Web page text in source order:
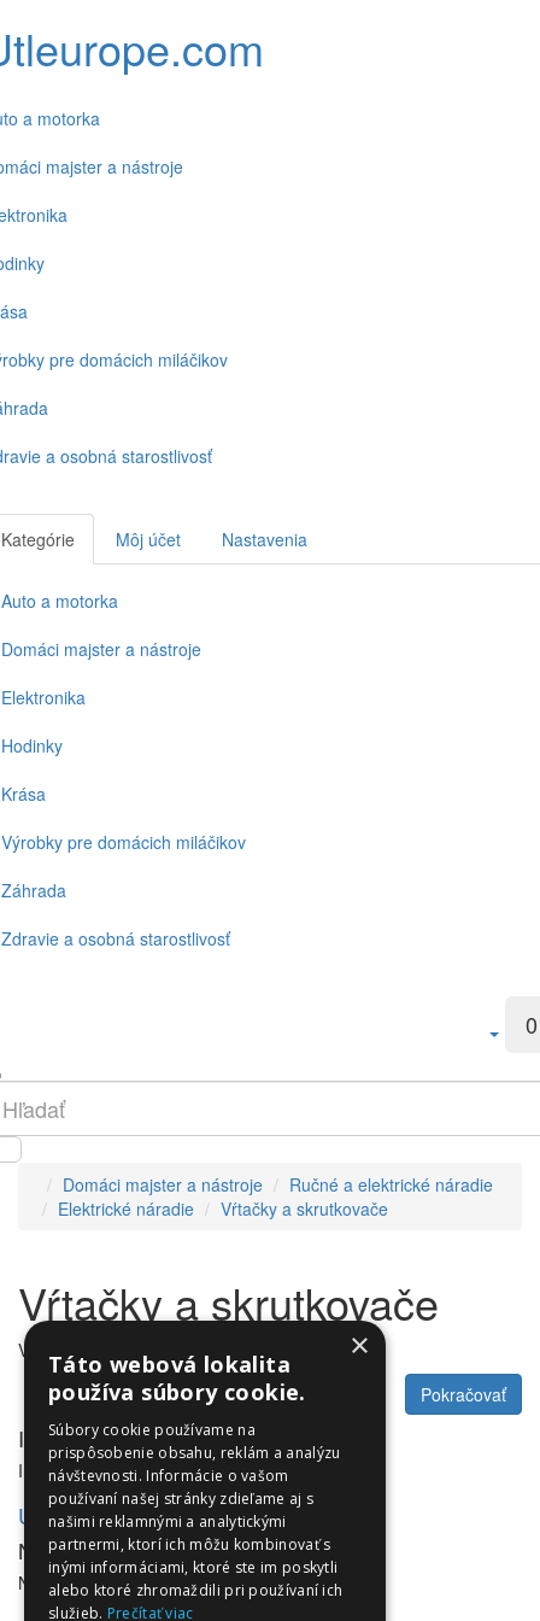
a motorka
majster a nástroje
pre domácich miláčikov
a osobná starostlivosť
Kategórie Môj účet Nastavenia
Auto a motorka
Domáci majster a nástroje
Elektronika
Hodinky
Krása
Výrobky pre domácich miláčikov
Záhrada
Zdravie a osobná starostlivosť
0
Domáci majster a nástroje
Ručné a elektrické náradie
Elektrické náradie
Vŕtačky a skrutkovače
Vŕtačky a skrutkovače
V tejto kategórii nie sú žiadne produkty.
Pokračovať
Informácie
Informácie
Utleurope.com
NewsLetter
NewsLetter
×
Táto webová lokalita
používa súbory cookie.
Súbory cookie používame na
prispôsobenie obsahu, reklám a analýzu
návštevnosti. Informácie o vašom
používaní našej stránky zdieľame aj s
našimi reklamnými a analytickými
partnermi, ktorí ich môžu kombinovať s
inými informáciami, ktoré ste im poskytli
alebo ktoré zhromaždili pri používaní ich
služieb. Prečítať viac